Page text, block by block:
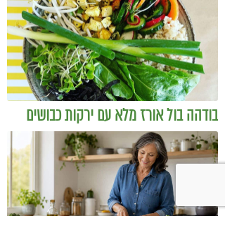
בודהה בול אורז מלא עם ירקות כבושים
ומקושקשת טופו